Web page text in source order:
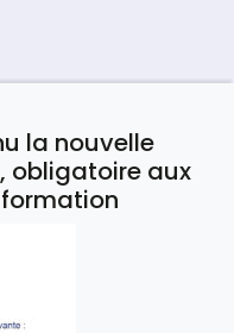
la nouvelle
obligatoire aux